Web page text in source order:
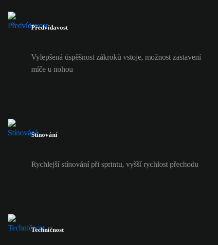
Předvídavost
Vylepšená úspěšnost zákroků vstoje, možnost zastavení
míče u nohou
Stínování
Rychlejší stínování při sprintu, vyšší rychlost přechodu
Techničnost